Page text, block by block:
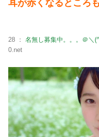
耳が赤くなるところ
28 ： 名無し募集中。。。＠＼
0.net